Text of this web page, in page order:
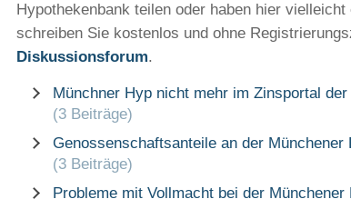
Hypothekenbank teilen oder haben hier
schreiben Sie kostenlos und ohne
Diskussionsforum.
Münchner Hyp nicht mehr im Zinsportal
(3 Beiträge)
Genossenschaftsanteile an der
(3 Beiträge)
Probleme mit Vollmacht bei der